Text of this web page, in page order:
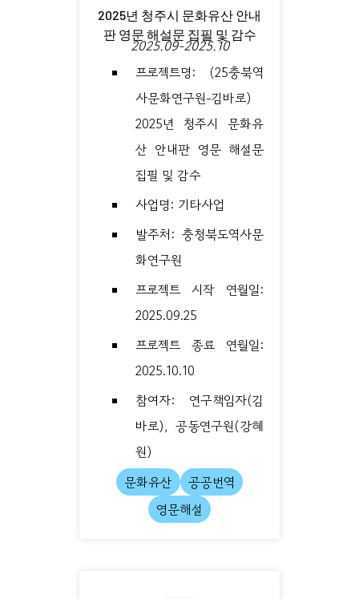
2025년 청주시 문화유산 안내
판 영문 해설문 집필 및 감수
2025.09-2025.10
프로젝트명: (25충북역
사문화연구원-김바로)
2025년 청주시 문화유
산 안내판 영문 해설문
집필 및 감수
사업명: 기타사업
발주처: 충청북도역사문
화연구원
프로젝트 시작 연월일:
2025.09.25
프로젝트 종료 연월일:
2025.10.10
참여자: 연구책임자(김
바로), 공동연구원(강혜
원)
문화유산
공공번역
영문해설